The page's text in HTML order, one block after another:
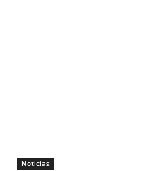
Noticias